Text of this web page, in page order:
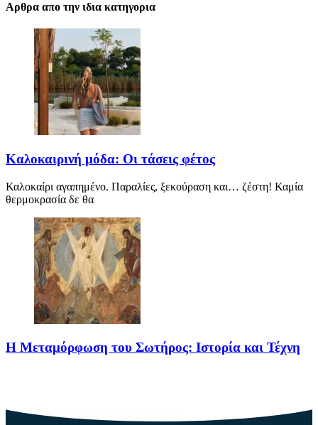
Αρθρα απο την ιδια κατηγορια
Καλοκαιρινή μόδα: Οι τάσεις φέτος
Καλοκαίρι αγαπημένο. Παραλίες, ξεκούραση και… ζέστη! Καμία
θερμοκρασία δε θα
Η Μεταμόρφωση του Σωτήρος: Ιστορία και Τέχνη